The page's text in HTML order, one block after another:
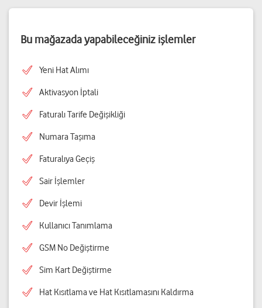
Bu mağazada yapabileceğiniz işlemler
Yeni Hat Alımı
Aktivasyon İptali
Faturalı Tarife Değişikliği
Numara Taşıma
Faturalıya Geçiş
Sair İşlemler
Devir İşlemi
Kullanıcı Tanımlama
GSM No Değiştirme
Sim Kart Değiştirme
Hat Kısıtlama ve Hat Kısıtlamasını Kaldırma